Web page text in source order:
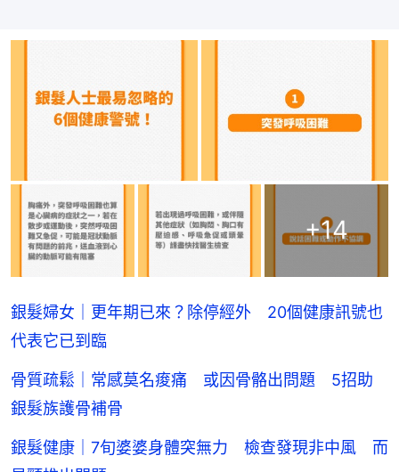
+14
銀髮婦女｜更年期已來？除停經外 20個健康訊號也
代表它已到臨
骨質疏鬆｜常感莫名痠痛 或因骨骼出問題 5招助
銀髮族護骨補骨
銀髮健康｜7旬婆婆身體突無力 檢查發現非中風 而